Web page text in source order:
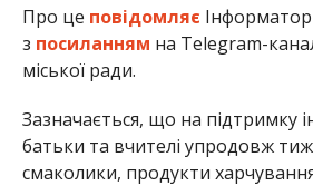
Про це повідомляє Інформатор
з посиланням на Telegram-
міської ради.
Зазначається, що на підтримку
батьки та вчителі упродовж
смаколики, продукти